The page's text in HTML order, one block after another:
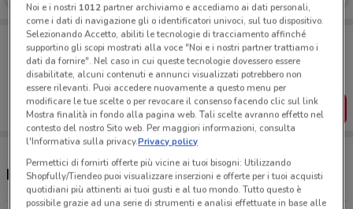
Porta DoveConviene sempre con te!
Puoi trovare le migliori offerte dei negozi vicino a te,
salvarle e creare la tua lista del risparmio, comodamente
dal tuo cellulare.
SCARICA L’APP
Negozi É Qui Parafarmacie a Roma
Noi e i nostri 1012partner archiviamo e accediamo ai dati personali,
come i dati di navigazione gli o identificatori univoci, sul tuo dispositivo.
Selezionando Accetto, abiliti le tecnologie di tracciamento affinché
supportino gli scopi mostrati alla voce "Noi e i nostri partner trattiamo i
dati da fornire". Nel caso in cui queste tecnologie dovessero essere
disabilitate, alcuni contenuti e annunci visualizzati potrebbero non
essere rilevanti. Puoi accedere nuovamente a questo menu per
modificare le tue scelte o per revocare il consenso facendo clic sul link
Mostra finalità in fondo alla pagina web. Tali scelte avranno effetto nel
contesto del nostro Sito web. Per maggiori informazioni, consulta
l'Informativa sulla privacy.Privacy policy
Permettici di fornirti offerte più vicine ai tuoi bisogni: Utilizzando
Shopfully/Tiendeo puoi visualizzare inserzioni e offerte per i tuoi acquisti
quotidiani più attinenti ai tuoi gusti e al tuo mondo. Tutto questo è
possibile grazie ad una serie di strumenti e analisi effettuate in base alle